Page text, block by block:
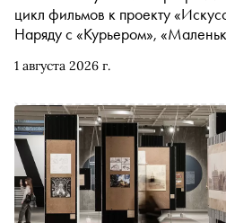
1 августа 2026 г.
цикл фильмов к проекту
Наряду с «Курьером»,
мистическая картина, которую
оформителю». Специально для
телеграм-канала Sobolev//
разбирается, как Сергей
фильма в голос тревоги и
своеобразным противоядием
мексикано-американской